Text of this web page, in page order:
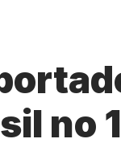
no